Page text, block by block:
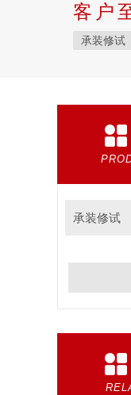
客户
承装修试
承装修试